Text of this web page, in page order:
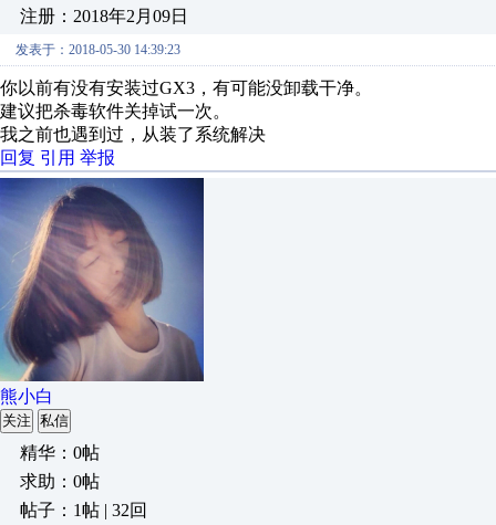
注册：2018年2月09日
发表于：2018-05-30 14:39:23
你以前有没有安装过GX3，有可能没卸载干净。
建议把杀毒软件关掉试一次。
我之前也遇到过，从装了系统解决
回复 引用 举报
熊小白
关注 私信
精华：0帖
求助：0帖
帖子：1帖 | 32回